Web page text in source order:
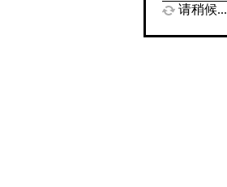
请稍候...